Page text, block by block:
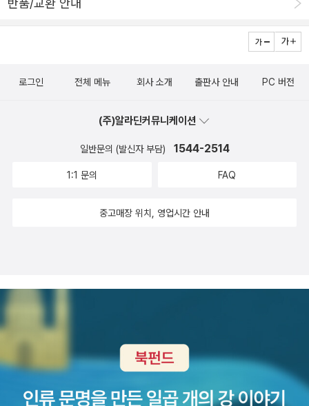
성당포구인증센터에서 도장 꾹- 무인인증센터는 이렇게 생겼다.익산
에 도착하니 오후 1시가 조금 넘었다. 너무 뜨겁기도 하고, 점심도 먹
어야 해서, 근처 식당을 찾아가서 비빔국수와 비빔밥을 먹었다. 익산
비빔국수도 정말 맛있었다.자, 이제 라스트를 향해 갑니다!갈대숲의
(볕이 뜨겁기도 해서) 카페에서 한 30분 쉬었다.하구로 내려오니, 짭
쪼름한 바다내음이 난다!드디어 마지막...! 군산시!군산으로 오니 확실
끄하하하하하하. 나 너무 대단해. 멋져! 완주 인증스티커(저 위의 은
을 시간은 넉넉하다....! 우리는 근처 맛집이라는 간장게장 집을 검색
해서 가기로 했는데..... 엄매나, 지도를 찾아서 아무리 찾아가도 나오
지 않는다. 그러는 사이 시간은 흘러 흘러 6시 20분. 과연 1시간 안에
게장을 먹고 기차를 탈 수 있을까? 어쩌지? 에라 모르겠다 싶어서 일
단 택시를 불렀다. 택시에 자전거를 접어서 싣고 찜해둔 게장 집을 찾
아가니, 아니 이곳은 자전거로는 도저히 갈 수 없는 곳! 자동차전용도
누가 있겠는가?우리 모두는 이 생각 저 생각 정신없고 산만하게 생각
게 일상이다. 그 와중에 훅 끼어드는 사람도 언제나 있기 마련이고...
의 평가와 그들이 아무도 모른다고 생각하면서 머릿속으로 열심히 떠
다. 또 때로는 그들의 생각의 미덕도 살짝 끼어들기도 한다.어느 인물
른 인간에 대한 적대와 호감이 어떻게 형성되고 변화되고 또는 고착
니아 울프가 펼쳐놓은 공간을 따라가기만 하면 된다.그녀가 만든 공
을 읽는 것은 너무 많은 것을 신경써야 함으로써, 나의 사고의 과부하
진 사람들을 하나로 모아내고, 그 선함이 지나쳐 의도적으로 폄하하
고 싶은 마음까지 불러일으키던 주인공같던 램지부인은 어느날 그냥
죽는다. (사실 램지 부인 역시 모범적인 부인으로 사는 것이 그녀의
삶의 목표 또는 희망은 아니었다. 그녀는 끊임없이 무시당하는데 익
없는 느낌도 든다. 은근슬쩍 자기가 이루어 놓은 자랑이 넘친다. 처음
의 조심스러움과 겸손은 깡그리 없어진다. 체력으로 얻어진 지나친
자신감으로 이 책의 마지막 장엔 이렇게 쓰여져 있다. 나이 들면서 잃
위엄, 존경이다. 육체의 건강이 무너지기 시작하면서, 이 모든 것들이
3 정말 맞는 말이지만 누구나 다 그렇게 생각하지는 않을것 같다. 사
실 운동은 시간과 돈이 많이 필요한 것이다. 작가가 적어놓은 대로 서
생의 버킷리스트를 만들려면 말이다. 그래도 어쨌거나 건강과 체력
다. 김훈의 '자전거 여행' 처럼 자신만의 깊이있는 문장이 있는 책이
그립다.
>은 손수 샷터를 눌러댄 풍경과 재치스럽게 지인들의 아름다운 싯귀
를 들이대며 마치 빨강머리 앤이 사랑스럽게 조잘대듯 써내려간 산문
이는 이 작가를 ‘합리적 보수주의’라고 하던데, 그래서 남편과 잘 맞을
다 함께 출렁거리며 앞으로 나가는 것이 알맞은 인생길. 걷든, 자전
거를 타든, 자동차로 이동하든,하동의 재첩국, 안동 간고등어, 충무 김
밥, 의정부 부대찌개, 나주 곰탕... 이런 거 먹으면서 여행하고 싶다.
반품/교환 안내
로그인 전체 메뉴 회사 소개 출판사 안내 PC 버전
(주)알라딘커뮤니케이션
일반문의 (발신자 부담) 1544-2514
1:1 문의 FAQ
중고매장 위치, 영업시간 안내